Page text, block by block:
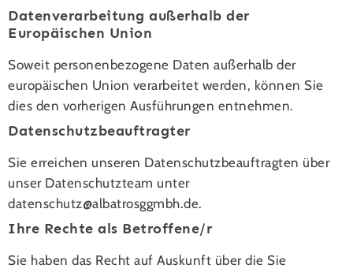
Datenverarbeitung außerhalb der
Europäischen Union
Soweit personenbezogene Daten außerhalb der
europäischen Union verarbeitet werden, können Sie
dies den vorherigen Ausführungen entnehmen.
Datenschutzbeauftragter
Sie erreichen unseren Datenschutzbeauftragten über
unser Datenschutzteam unter
ed.hb
mggso
rtabl
a@ztu
hcsne
tad .
Ihre Rechte als Betroffene/r
Sie haben das Recht auf Auskunft über die Sie